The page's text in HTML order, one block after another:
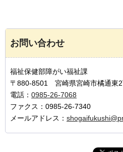
お問い合わせ
福祉保健部障がい福祉課
〒880-8501 宮崎県宮崎市橘通東
電話： 0985-26-7068
ファクス：0985-26-7340
メールアドレス：